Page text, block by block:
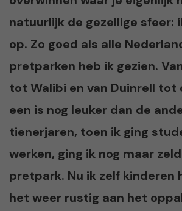
natuurlijk de gezellige sfeer:
op. Zo goed als alle
pretparken heb ik gezien.
tot Walibi en van Duinrell tot
een is nog leuker dan de
tienerjaren, toen ik ging
werken, ging ik nog maar
pretpark. Nu ik zelf kinderen
het weer rustig aan het